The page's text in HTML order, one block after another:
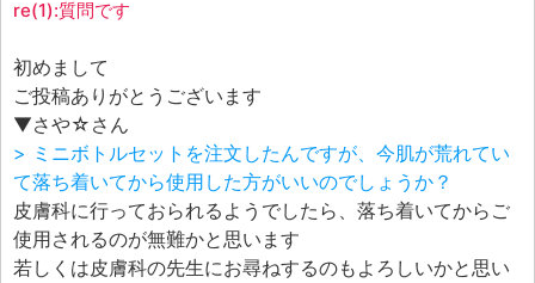
re(1):質問です
初めまして
ご投稿ありがとうございます
▼さや☆さん
> ミニボトルセットを注文したんですが、今肌が荒れてい
て落ち着いてから使用した方がいいのでしょうか？
皮膚科に行っておられるようでしたら、落ち着いてからご
使用されるのが無難かと思います
若しくは皮膚科の先生にお尋ねするのもよろしいかと思い